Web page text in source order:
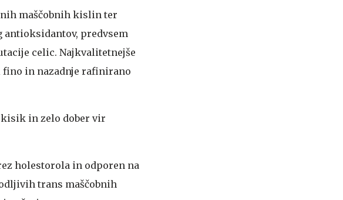
maščobnih kislin ter
antioksidantov, predvsem
celic. Najkvalitetnejše
in nazadnje rafinirano
kisik in zelo dober vir
holestorola in odporen na
trans maščobnih